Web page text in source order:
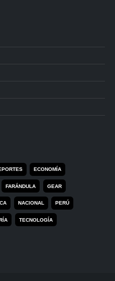
ECONOMÍA
FARÁNDULA GEAR
NACIONAL PERÚ
TECNOLOGÍA